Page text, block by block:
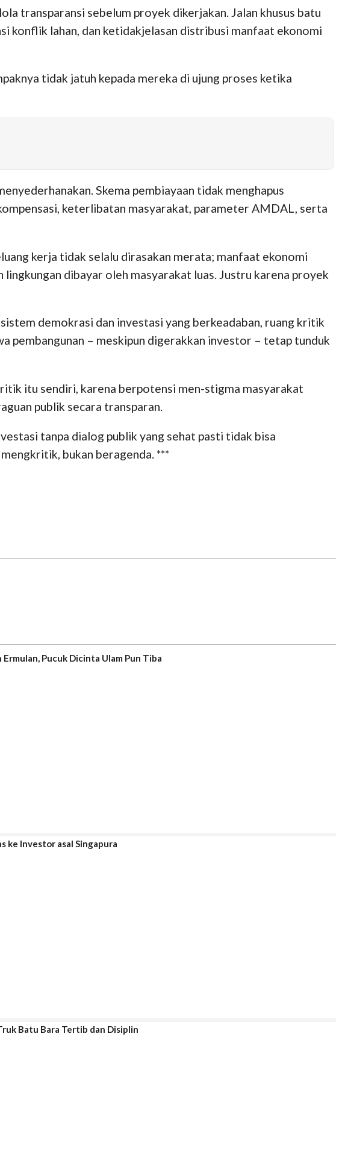
transparansi sebelum proyek dikerjakan. Jalan khusus batu
konflik lahan, dan ketidakjelasan distribusi manfaat ekonomi
tidak jatuh kepada mereka di ujung proses ketika
Skema pembiayaan tidak menghapus
keterlibatan masyarakat, parameter AMDAL, serta
kerja tidak selalu dirasakan merata; manfaat ekonomi
dibayar oleh masyarakat luas. Justru karena proyek
demokrasi dan investasi yang berkeadaban, ruang kritik
pembangunan – meskipun digerakkan investor – tetap tunduk
itu sendiri, karena berpotensi men-stigma masyarakat
publik secara transparan.
tanpa dialog publik yang sehat pasti tidak bisa
bukan beragenda. ***
Ermulan, Pucuk Dicinta Ulam Pun Tiba
ke Investor asal Singapura
Batu Bara Tertib dan Disiplin